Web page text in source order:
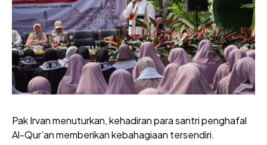
Pak Irvan menuturkan, kehadiran para santri penghafal
Al-Qur’an memberikan kebahagiaan tersendiri.